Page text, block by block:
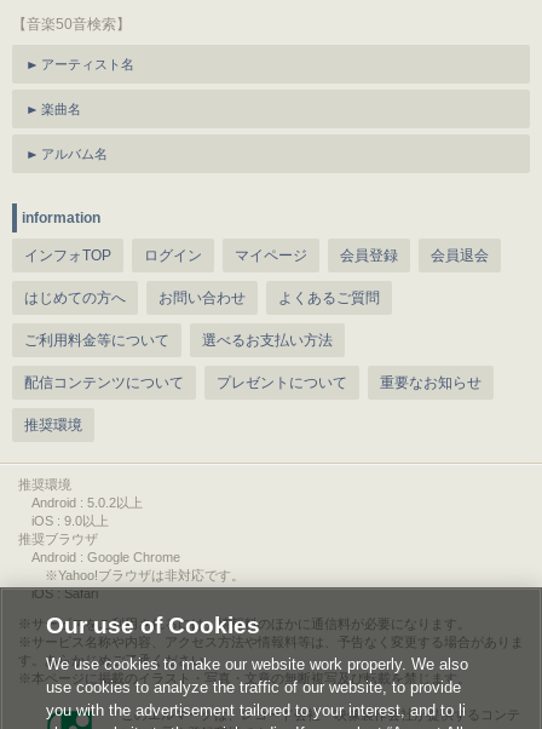
【音楽50音検索】
アーティスト名
楽曲名
アルバム名
information
インフォTOP ログイン マイページ 会員登録 会員退会
はじめての方へ お問い合わせ よくあるご質問
ご利用料金等について 選べるお支払い方法
配信コンテンツについて プレゼントについて 重要なお知らせ
推奨環境
推奨環境
Android : 5.0.2以上
iOS : 9.0以上
推奨ブラウザ
Android : Google Chrome
※Yahoo!ブラウザは非対応です。
iOS : Safari
サービスをご利用されるには、情報料のほかに通信料が必要になります。
サービス名称や内容、アクセス方法や情報料等は、予告なく変更する場合がありま
す。あらかじめご了承ください。
本ページに掲載のイラスト・写真・文章の無断複写及び転載を禁じます。
このエルマークは、レコード会社・映像製作会社が提供するコンテ
Our use of Cookies
We use cookies to make our website work properly. We also
use cookies to analyze the traffic of our website, to provide
you with the advertisement tailored to your interest, and to li